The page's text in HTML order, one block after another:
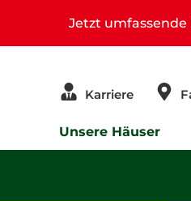
Jetzt
Karriere
Unsere Häuser